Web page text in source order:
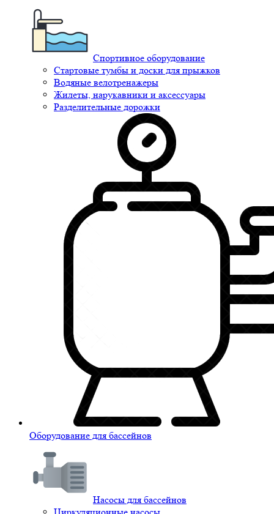
Спортивное оборудование
Стартовые тумбы и доски для прыжков
Водяные велотренажеры
Жилеты, нарукавники и аксессуары
Разделительные дорожки
Оборудование для бассейнов
Насосы для бассейнов